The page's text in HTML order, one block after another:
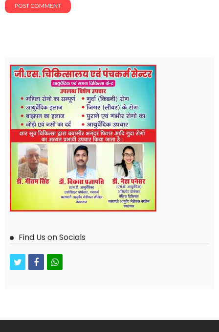
Find Us on Socials
twitterfacebookwhatsapp